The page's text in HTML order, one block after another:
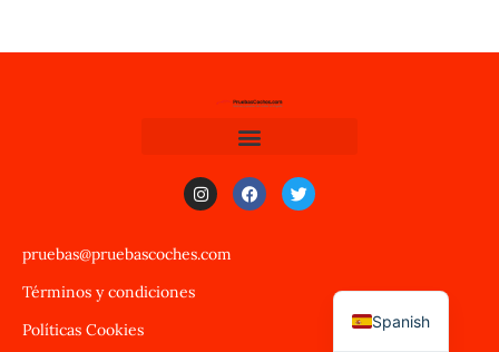
pruebas@pruebascoches.com
Términos y condiciones
Políticas Cookies
Spanish